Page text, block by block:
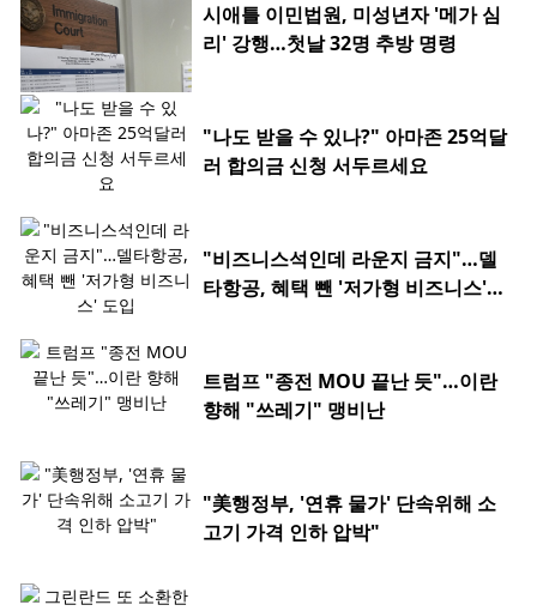
시애틀 이민법원, 미성년자 '메가 심
리' 강행…첫날 32명 추방 명령
"나도 받을 수 있나?" 아마존 25억달
러 합의금 신청 서두르세요
"비즈니스석인데 라운지 금지"…델
타항공, 혜택 뺀 '저가형 비즈니스'
트럼프 "종전 MOU 끝난 듯"…이란
향해 "쓰레기" 맹비난
"美행정부, '연휴 물가' 단속위해 소
고기 가격 인하 압박"